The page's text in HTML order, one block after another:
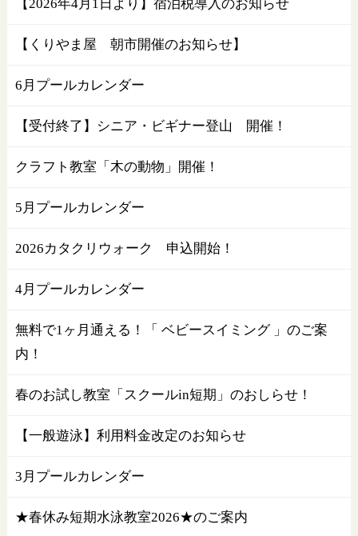
【2026年4月1日より】宿泊税導入のお知らせ
【くりやま屋 朝市開催のお知らせ】
6月プールカレンダー
【受付終了】シニア・ビギナー登山 開催！
クラフト教室「木の動物」開催！
5月プールカレンダー
2026カタクリウォーク 申込開始！
4月プールカレンダー
無料で1ヶ月通える！「 ベビースイミング 」のご案
内！
春のお試し教室「スクールin短期」のおしらせ！
【一般遊泳】利用料金改定のお知らせ
3月プールカレンダー
★春休み短期水泳教室2026★のご案内